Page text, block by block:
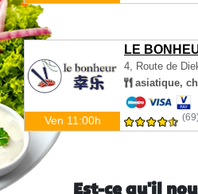
LE
4, Route de
asiatique,
Ven 11:00h
Est-ce qu'il